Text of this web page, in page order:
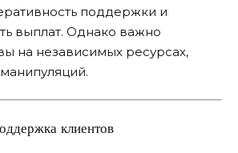
поддержки и
выплат. Однако важно
на независимых ресурсах,
клиентов